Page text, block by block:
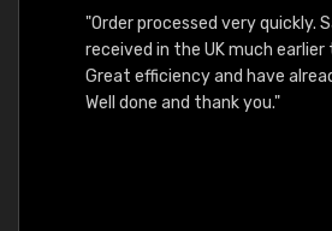
"Order processed very quickly.
received in the UK much
Great efficiency and have
Well done and thank you."